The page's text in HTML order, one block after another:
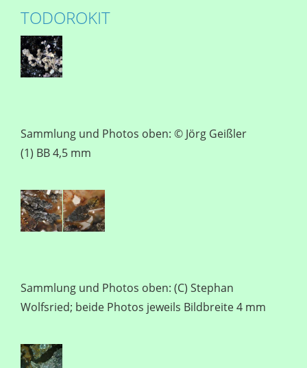
TODOROKIT
Sammlung und Photos oben: © Jörg Geißler
(1) BB 4,5 mm
Sammlung und Photos oben: (C) Stephan
Wolfsried; beide Photos jeweils Bildbreite 4 mm